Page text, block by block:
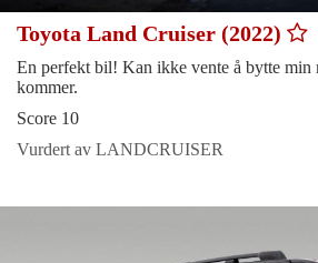
Toyota Land Cruiser (2022)
En perfekt bil! Kan ikke vente å bytte min
kommer.
Score 10
Vurdert av LANDCRUISER